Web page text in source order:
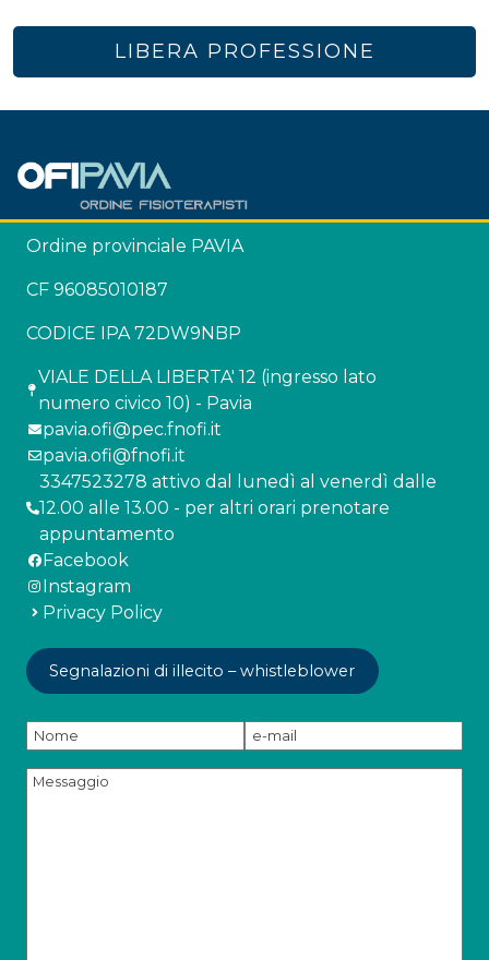
LIBERA PROFESSIONE
Ordine provinciale PAVIA
CF 96085010187
CODICE IPA 72DW9NBP
VIALE DELLA LIBERTA' 12 (ingresso lato
numero civico 10) - Pavia
pavia.ofi@pec.fnofi.it
pavia.ofi@fnofi.it
3347523278 attivo dal lunedì al venerdì dalle
12.00 alle 13.00 - per altri orari prenotare
appuntamento
Facebook
Instagram
Privacy Policy
Segnalazioni di illecito – whistleblower